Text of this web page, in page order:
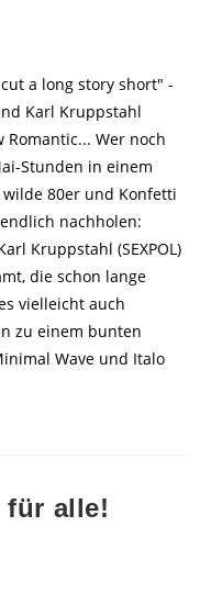
a long story short" -
Karl Kruppstahl
Romantic... Wer noch
Stunden in einem
80er und Konfetti
nachholen:
Kruppstahl (SEXPOL)
die schon lange
vielleicht auch
zu einem bunten
Wave und Italo
für alle!